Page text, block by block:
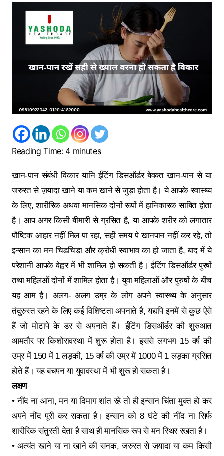
Reading Time: 4 minutes
खान-पान संबंधी विकार यानि ईटिंग डिसऑर्डर बेवक्त खान-पान से या
जरुरत से ज़यादा खाने या कम खाने से जुड़ा होता है। ये आपके स्वास्थ्य
के लिए, शारीरिक अथवा मानसिक दोनों रूपों में हानिकारक साबित होता
है। आप अगर किसी बीमारी से ग्रसित है, या आपके शरीर को लगातार
पौष्टिक आहार नहीं मिल पा रहा, सही समय पे खानपान नहीं कर रहे, तो
इन्सान का मन चिडचिडा और क्रोधी स्वाभाव का हो जाता है, बाद में ये
परेशानी आपके वेह्वर में भी शामिल हो सकती है। ईटिंग डिसऑर्डर पुरषों
तथा महिलओं दोनों में शामिल होता है। युवा महिलाओं और पुरुषों के बीच
यह आम है। अलग- अलग उम्र के लोग अपने स्वास्थ्य के अनुसार
तंदुरुस्त रहने के लिए कई विशिष्टता अपनाते है, यद्यपि इनमें से कुछ ऐसे
हैं जो मोटापे के डर से अपनाते हैं। ईटिंग डिसऑर्डर की शुरुआत
आमतौर पर किशोरावस्था में शुरू होता है। इससे लगभग 15 वर्ष की
उम्र में 150 में 1 लड़की, 15 वर्ष की उम्र में 1000 में 1 लड़का ग्रसित
होते हैं। यह बचपन या युवावस्था में भी शुरू हो सकता है।
लक्षण
• नींद ना आना, मन या दिमाग शांत रहे तो ही इन्सान चिंता मुक्त हो कर
अपने नींद पूरी कर सकता है। इन्सान को 8 घंटे की नींद ना सिर्फ
शारीरिक संतुस्ती देता है साथ ही मानसिक रूप से मन स्थिर रखता है।
• अत्यंत खाने या ना खाने की सनक, जरुरत से ज़यादा या कम किसी